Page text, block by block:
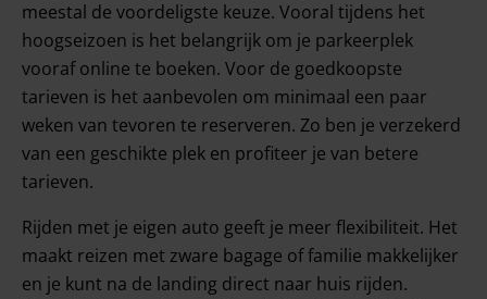
meestal de voordeligste keuze. Vooral tijdens het
hoogseizoen is het belangrijk om je parkeerplek
vooraf online te boeken. Voor de goedkoopste
tarieven is het aanbevolen om minimaal een paar
weken van tevoren te reserveren. Zo ben je verzekerd
van een geschikte plek en profiteer je van betere
tarieven.
Rijden met je eigen auto geeft je meer flexibiliteit. Het
maakt reizen met zware bagage of familie makkelijker
en je kunt na de landing direct naar huis rijden.